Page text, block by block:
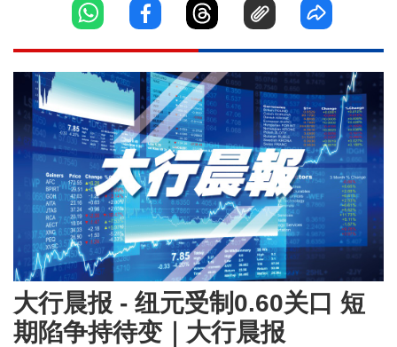
大行晨报 - 纽元受制0.60关口 短
期陷争持待变｜大行晨报